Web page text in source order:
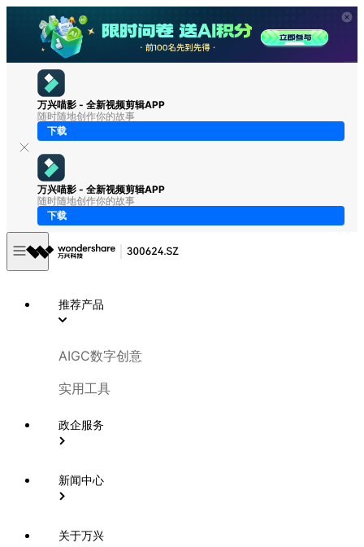
万兴喵影 - 全新视频剪辑APP
随时随地创作你的故事
下载
万兴喵影 - 全新视频剪辑APP
随时随地创作你的故事
下载
推荐产品
AIGC数字创意
实用工具
政企服务
新闻中心
关于万兴